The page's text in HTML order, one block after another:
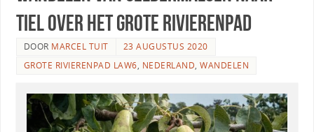
Tiel over het Grote Rivierenpad
DOOR MARCEL TUIT
23 AUGUSTUS 2020
GROTE RIVIERENPAD LAW6, NEDERLAND,WANDELEN